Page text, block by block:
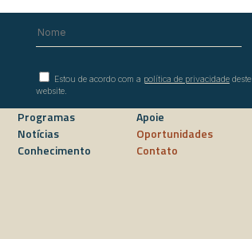
Estou de acordo com a política de privacidadedeste
website.
Programas
Notícias
Conhecimento
Apoie
Oportunidades
Contato